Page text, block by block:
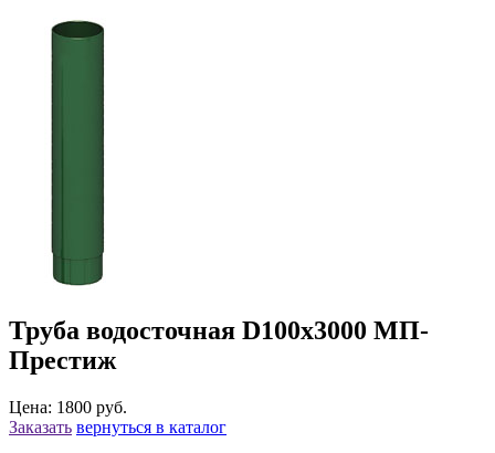
Труба водосточная D100х3000 МП-
Престиж
Цена: 1800 руб.
Заказать вернуться в каталог